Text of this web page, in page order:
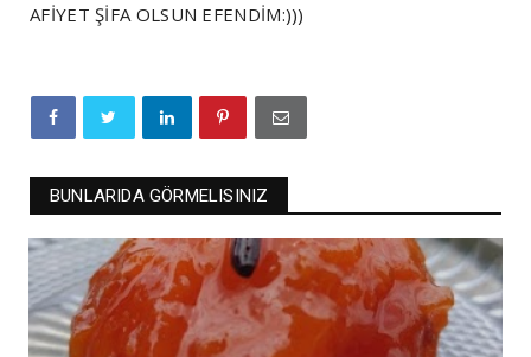
AFİYET ŞİFA OLSUN EFENDİM:)))
BUNLARIDA GÖRMELISINIZ